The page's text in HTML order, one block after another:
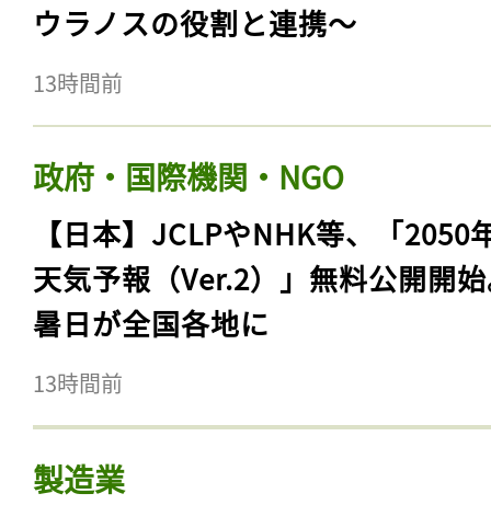
ウラノスの役割と連携〜
13時間前
政府・国際機関・NGO
【日本】JCLPやNHK等、「2050
天気予報（Ver.2）」無料公開開
暑日が全国各地に
13時間前
製造業